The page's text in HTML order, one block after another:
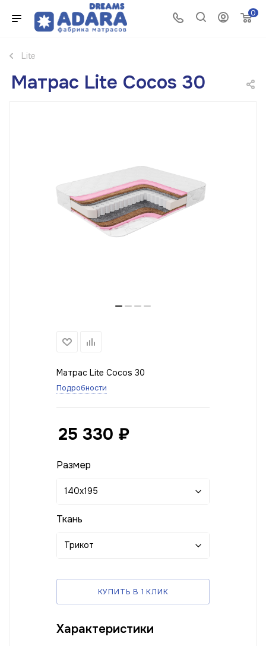
0
Lite
Матрас Lite Cocos 30
Матрас Lite Cocos 30
Подробности
25 330 ₽
Размер
140x195
Ткань
Трикот
КУПИТЬ В 1 КЛИК
Характеристики